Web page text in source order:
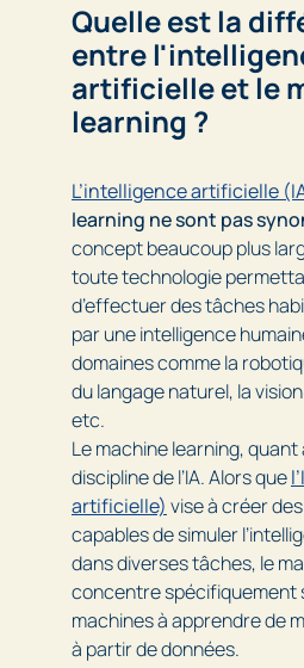
Quelle est la
entre
artificielle et le
learning ?
L’intelligence artificielle
learning ne sont pas
concept beaucoup plus
toute technologie
d’effectuer des tâches
par une intelligence
domaines comme la
du langage naturel, la
etc.
Le machine learning,
discipline de l’IA. Alors que
artificielle) vise à créer
capables de simuler
dans diverses tâches, le
concentre spécifiquement
machines à apprendre de
à partir de données.